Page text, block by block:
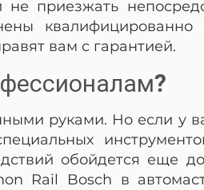
не приезжать
квалифицированно
вам с гарантией.
руками. Но если у
обойдется еще
Rail Bosch в